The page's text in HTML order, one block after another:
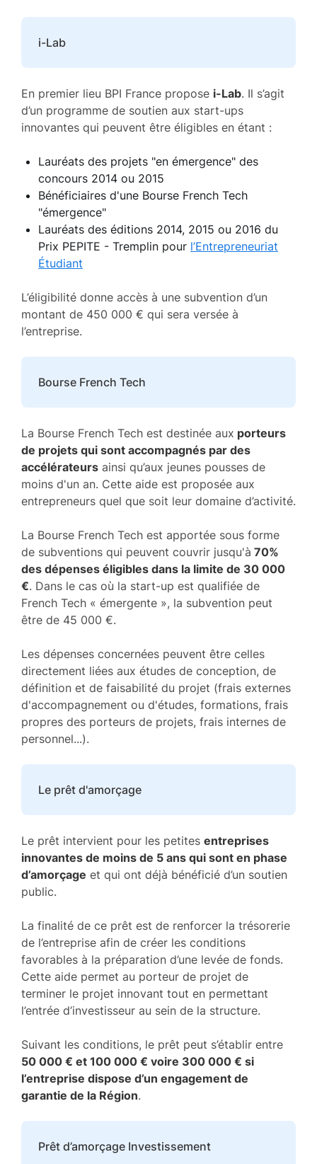
i-Lab
En premier lieu BPI France propose i-Lab. Il s’agit
d’un programme de soutien aux start-ups
innovantes qui peuvent être éligibles en étant :
Lauréats des projets "en émergence" des
concours 2014 ou 2015
Bénéficiaires d'une Bourse French Tech
"émergence"
Lauréats des éditions 2014, 2015 ou 2016 du
Prix PEPITE - Tremplin pour l’Entrepreneuriat
Étudiant
L’éligibilité donne accès à une subvention d’un
montant de 450 000 € qui sera versée à
l’entreprise.
Bourse French Tech
La Bourse French Tech est destinée aux porteurs
de projets qui sont accompagnés par des
accélérateurs ainsi qu’aux jeunes pousses de
moins d'un an. Cette aide est proposée aux
entrepreneurs quel que soit leur domaine d’activité.
La Bourse French Tech est apportée sous forme
de subventions qui peuvent couvrir jusqu'à 70%
des dépenses éligibles dans la limite de 30 000
€. Dans le cas où la start-up est qualifiée de
French Tech « émergente », la subvention peut
être de 45 000 €.
Les dépenses concernées peuvent être celles
directement liées aux études de conception, de
définition et de faisabilité du projet (frais externes
d'accompagnement ou d'études, formations, frais
propres des porteurs de projets, frais internes de
personnel...).
Le prêt d'amorçage
Le prêt intervient pour les petites entreprises
innovantes de moins de 5 ans qui sont en phase
d’amorçage et qui ont déjà bénéficié d’un soutien
public.
La finalité de ce prêt est de renforcer la trésorerie
de l’entreprise afin de créer les conditions
favorables à la préparation d’une levée de fonds.
Cette aide permet au porteur de projet de
terminer le projet innovant tout en permettant
l’entrée d’investisseur au sein de la structure.
Suivant les conditions, le prêt peut s’établir entre
50 000 € et 100 000 € voire 300 000 € si
l’entreprise dispose d’un engagement de
garantie de la Région.
Prêt d’amorçage Investissement